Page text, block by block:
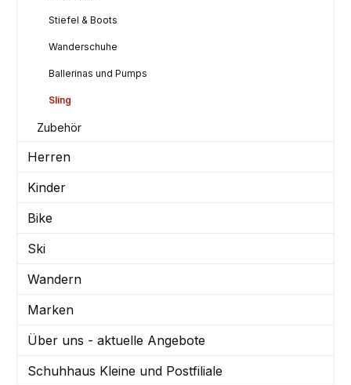
Stiefel & Boots
Wanderschuhe
Ballerinas und Pumps
Sling
Zubehör
Herren
Kinder
Bike
Ski
Wandern
Marken
Über uns - aktuelle Angebote
Schuhhaus Kleine und Postfiliale